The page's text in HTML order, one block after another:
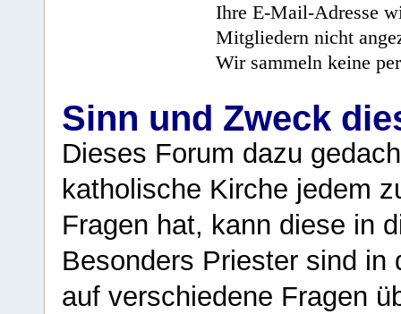
Ihre E-Mail-Adresse
Mitgliedern nicht
Wir sammeln keine
Sinn und Zweck
Dieses Forum dazu
katholische Kirche jedem
Fragen hat, kann diese in
Besonders Priester sind in
auf verschiedene Fragen